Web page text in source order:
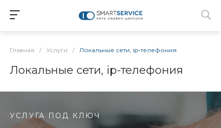
Главная / Услуги / Локальные сети, ip-телефония
Локальные сети, ip-телефония
УСЛУГА ПОД КЛЮЧ